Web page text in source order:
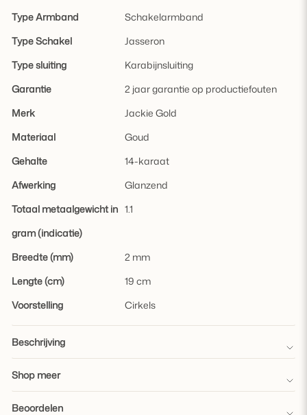
Type Armband
Schakelarmband
Type Schakel
Jasseron
Type sluiting
Karabijnsluiting
Garantie
2 jaar garantie op productiefouten
Merk
Jackie Gold
Materiaal
Goud
Gehalte
14-karaat
Afwerking
Glanzend
Totaal metaalgewicht in
gram (indicatie)
1.1
Breedte (mm)
2 mm
Lengte (cm)
19 cm
Voorstelling
Cirkels
Beschrijving
Shop meer
Beoordelen